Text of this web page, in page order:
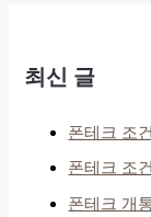
최신 글
폰테크 조
폰테크 조
폰테크 개